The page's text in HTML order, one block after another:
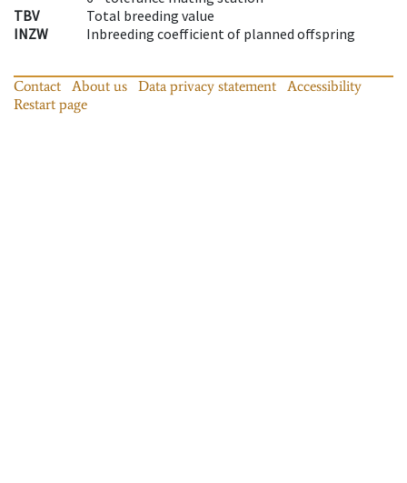
TBV
Total breeding value
INZW
Inbreeding coefficient of planned offspring
Contact About us Data privacy statement
Accessibility
Restart page